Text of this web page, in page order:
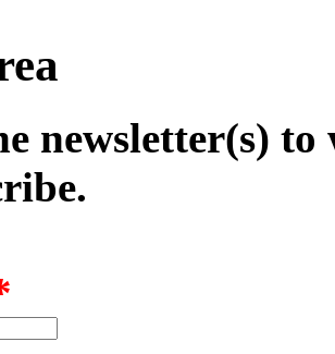
newsletter(s)